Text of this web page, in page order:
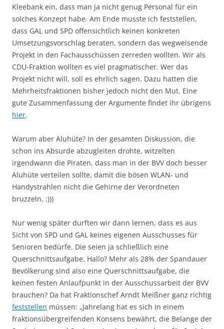
Kleebank ein, dass man ja nicht genug Personal für ein
solches Konzept habe. Am Ende musste ich feststellen,
dass GAL und SPD offensichtlich keinen konkreten
Umsetzungsvorschlag beraten, sondern das wegweisende
Projekt in den Fachausschüssen zerreden wollten. Wir als
CDU-Fraktion wollten es viel pragmatischer. Wer das
Projekt nicht will, soll es ehrlich sagen. Dazu hatten die
Mehrheitsfraktionen bisher jedoch nicht den Mut. Eine
gute Zusammenfassung der Argumente findet ihr übrigens
hier.
Warum aber Aluhüte? In der gesamten Diskussion, die
schon ins Absurde abzugleiten drohte, witzelten
irgendwann die Piraten, dass man in der BVV doch besser
Aluhüte verteilen sollte, damit die bösen WLAN- und
Handystrahlen nicht die Gehirne der Verordneten
bruzzeln. :)))
Nur wenig später durften wir dann lernen, dass es aus
Sicht von SPD und GAL keines eigenen Ausschusses für
Senioren bedürfe. Die seien ja schließlich eine
Querschnittsaufgabe. Hallo? Mehr als 28% der Spandauer
Bevölkerung sind also eine Querschnittsaufgabe, die
keinen festen Anlaufpunkt in der Ausschussarbeit der BVV
brauchen? Da hat Fraktionschef Arndt Meißner ganz richtig
feststellen müssen: „Jahrelang hat es sich in einem
fraktionsübergreifenden Konsens bewährt, die Belange der